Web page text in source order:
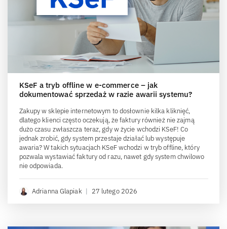
KSeF a tryb offline w e-commerce – jak
dokumentować sprzedaż w razie awarii systemu?
Zakupy w sklepie internetowym to dosłownie kilka kliknięć,
dlatego klienci często oczekują, że faktury również nie zajmą
dużo czasu zwłaszcza teraz, gdy w życie wchodzi KSeF! Co
jednak zrobić, gdy system przestaje działać lub występuje
awaria? W takich sytuacjach KSeF wchodzi w tryb offline, który
pozwala wystawiać faktury od razu, nawet gdy system chwilowo
nie odpowiada.
Adrianna Glapiak | 27 lutego 2026